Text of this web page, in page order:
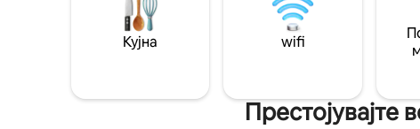
Кујна wifi
Престојувајте